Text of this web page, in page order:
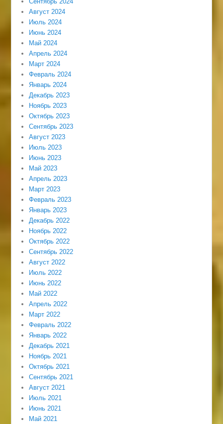
Август 2024
Июль 2024
Июнь 2024
Май 2024
Апрель 2024
Март 2024
Февраль 2024
Январь 2024
Декабрь 2023
Ноябрь 2023
Октябрь 2023
Сентябрь 2023
Август 2023
Июль 2023
Июнь 2023
Май 2023
Апрель 2023
Март 2023
Февраль 2023
Январь 2023
Декабрь 2022
Ноябрь 2022
Октябрь 2022
Сентябрь 2022
Август 2022
Июль 2022
Июнь 2022
Май 2022
Апрель 2022
Март 2022
Февраль 2022
Январь 2022
Декабрь 2021
Ноябрь 2021
Октябрь 2021
Сентябрь 2021
Август 2021
Июль 2021
Июнь 2021
Май 2021